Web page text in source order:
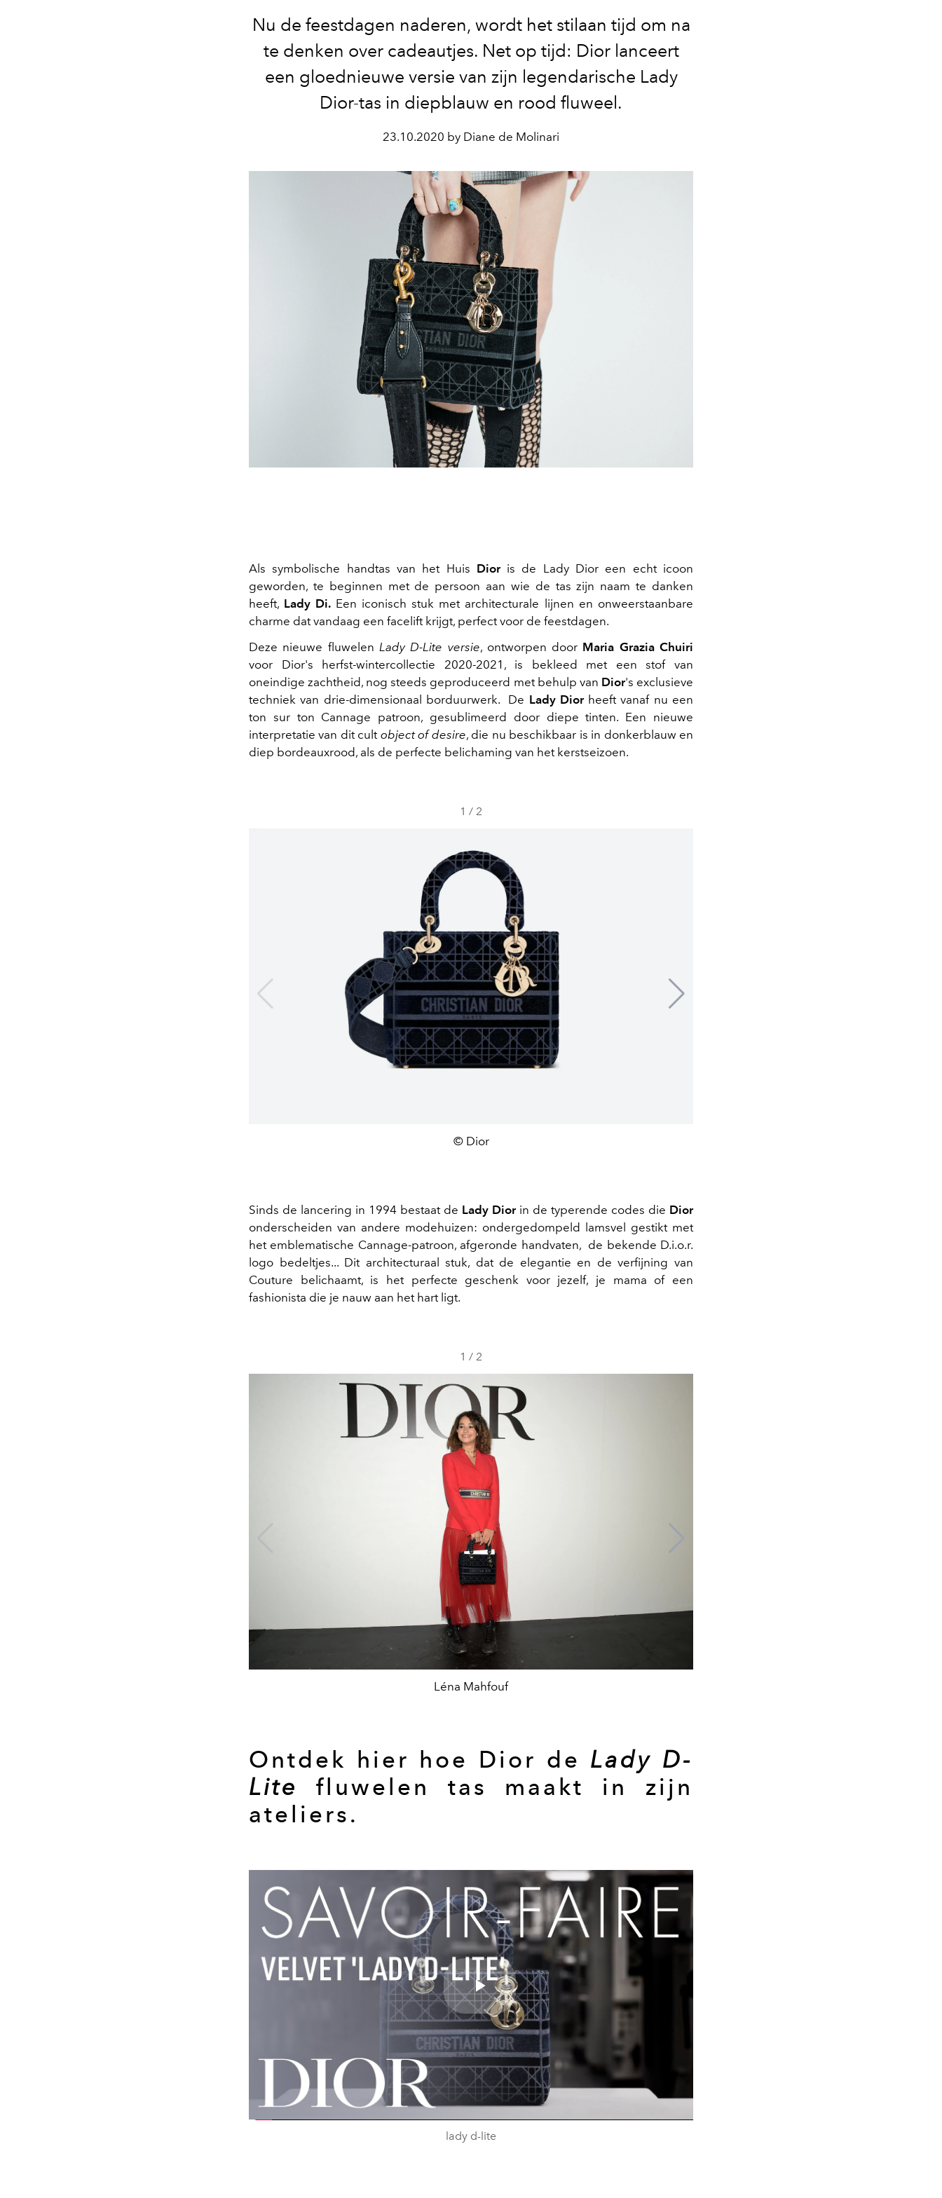
Nu de feestdagen naderen, wordt het stilaan tijd om na
te denken over cadeautjes. Net op tijd: Dior lanceert
een gloednieuwe versie van zijn legendarische Lady
Dior-tas in diepblauw en rood fluweel.
23.10.2020 by Diane de Molinari
Als symbolische handtas van het Huis Dior is de Lady Dior een echt icoon
geworden, te beginnen met de persoon aan wie de tas zijn naam te danken
heeft, Lady Di. Een iconisch stuk met architecturale lijnen en onweerstaanbare
charme dat vandaag een facelift krijgt, perfect voor de feestdagen.
Deze nieuwe fluwelen Lady D-Lite versie, ontworpen door Maria Grazia Chuiri
voor Dior's herfst-wintercollectie 2020-2021, is bekleed met een stof van
oneindige zachtheid, nog steeds geproduceerd met behulp van Dior's exclusieve
techniek van drie-dimensionaal borduurwerk. De Lady Diorheeft vanaf nu een
ton sur ton Cannage patroon, gesublimeerd door diepe tinten. Een nieuwe
interpretatie van dit cult object of desire, die nu beschikbaar is in donkerblauw en
diep bordeauxrood, als de perfecte belichaming van het kerstseizoen.
1 / 2
© Dior
Sinds de lancering in 1994 bestaat de Lady Diorin de typerende codes die Dior
onderscheiden van andere modehuizen: ondergedompeld lamsvel gestikt met
het emblematische Cannage-patroon, afgeronde handvaten, de bekende D.i.o.r.
logo bedeltjes... Dit architecturaal stuk, dat de elegantie en de verfijning van
Couture belichaamt, is het perfecte geschenk voor jezelf, je mama of een
fashionista die je nauw aan het hart ligt.
1 / 2
Léna Mahfouf
Ontdek hier hoe Dior de Lady D-
Lite fluwelen tas maakt in zijn
ateliers.
Play
Video
lady d-lite